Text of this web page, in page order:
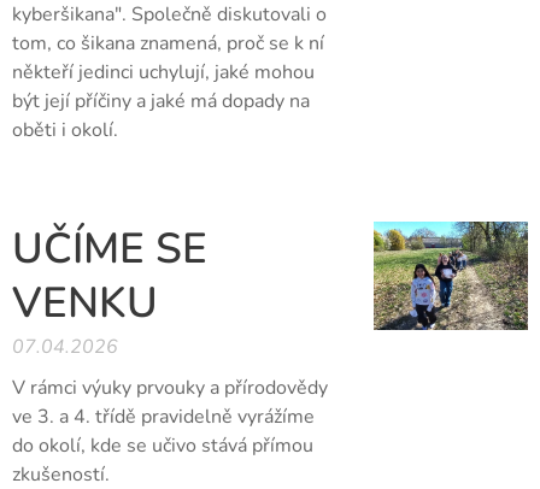
kyberšikana". Společně diskutovali o
tom, co šikana znamená, proč se k ní
někteří jedinci uchylují, jaké mohou
být její příčiny a jaké má dopady na
oběti i okolí.
UČÍME SE
VENKU
07.04.2026
V rámci výuky prvouky a přírodovědy
ve 3. a 4. třídě pravidelně vyrážíme
do okolí, kde se učivo stává přímou
zkušeností.